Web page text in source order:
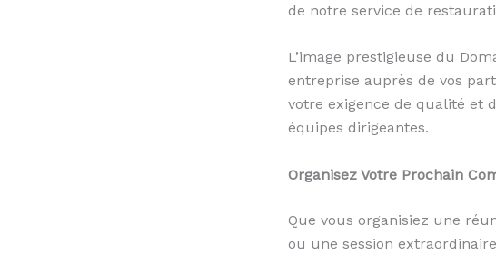
de notre service de
L’image prestigieuse du
entreprise auprès de vos
votre exigence de qualité et
équipes dirigeantes.
Organisez Votre Prochain
Que vous organisiez une
ou une session